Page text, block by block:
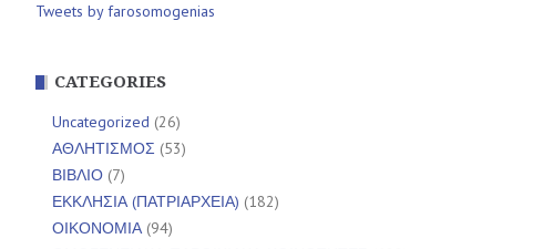
Tweets by farosomogenias
CATEGORIES
Uncategorized (26)
ΑΘΛΗΤΙΣΜΟΣ (53)
ΒΙΒΛΙΟ (7)
ΕΚΚΛΗΣΙΑ (ΠΑΤΡΙΑΡΧΕΙΑ) (182)
ΟΙΚΟΝΟΜΙΑ(94)